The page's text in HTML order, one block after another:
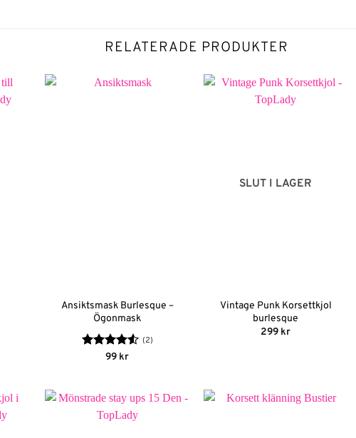
RELATERADE PRODUKTER
Ansiktsmask Burlesque –
Ögonmask
Betygsatt
(2)
99 kr
SLUT I LAGER
Vintage Punk Korsettkjol
burlesque
299 kr